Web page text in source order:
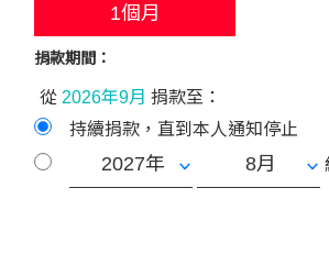
1個月
捐款期間：
從 2026年9月 捐款至：
持續捐款，直到本人通知停止